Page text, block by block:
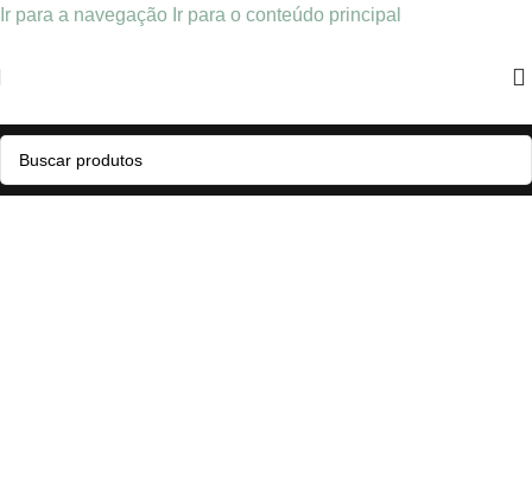
Ir para a navegação Ir para o conteúdo principal